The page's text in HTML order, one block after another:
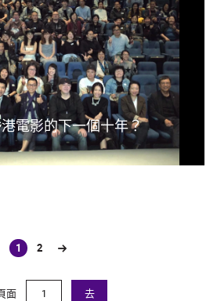
電影的下一個十年？
1
(current)
2
面 去